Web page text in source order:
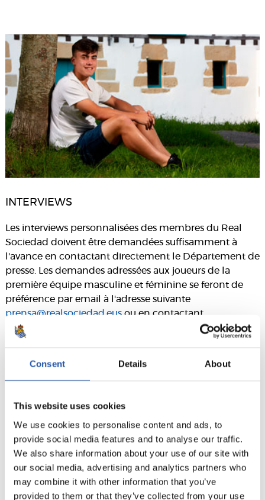
Consent Details About
This website uses cookies
We use cookies to personalise content and ads, to
provide social media features and to analyse our traffic.
We also share information about your use of our site with
our social media, advertising and analytics partners who
may combine it with other information that you’ve
provided to them or that they’ve collected from your use
INTERVIEWS
Les interviews personnalisées des membres du Real
Sociedad doivent être demandées suffisamment à
l'avance en contactant directement le Département de
presse. Les demandes adressées aux joueurs de la
première équipe masculine et féminine se feront de
préférence par email à l'adresse suivante
prensa@realsociedad.eusou en contactant
directement le responsable de la presse de l'équipe. Le
club tentera de répondre aux demandes dès que